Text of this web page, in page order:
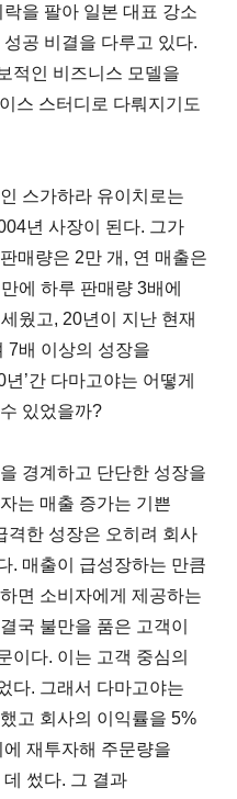
을 팔아 일본 대표 강소
성공 비결을 다루고 있다.
적인 비즈니스 모델을
스 스터디로 다뤄지기도
스가하라 유이치로는
년 사장이 된다. 그가
매량은 2만 개, 연 매출은
에 하루 판매량 3배에
웠고, 20년이 지난 현재
7배 이상의 성장을
’간 다마고야는 어떻게
있었을까?
경계하고 단단한 성장을
는 매출 증가는 기쁜
한 성장은 오히려 회사
. 매출이 급성장하는 만큼
면 소비자에게 제공하는
국 불만을 품은 고객이
이다. 이는 고객 중심의
다. 그래서 다마고야는
고 회사의 이익률을 5%
재투자해 주문량을
썼다. 그 결과